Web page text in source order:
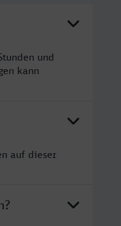
und
kann
auf dieser